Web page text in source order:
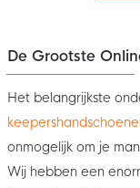
De Grootste
Het belangrijkste
onmogelijk om je
Wij hebben een